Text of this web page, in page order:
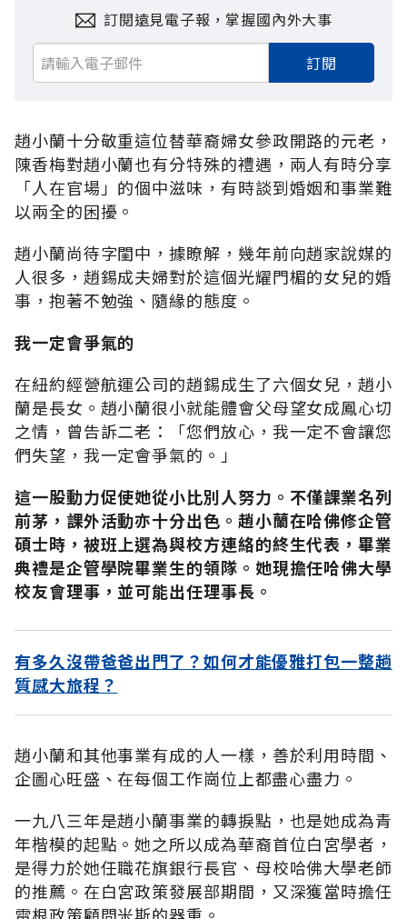
訂閱遠見電子報，掌握國內外大事
訂閱
趙小蘭十分敬重這位替華裔婦女參政開路的元老，
陳香梅對趙小蘭也有分特殊的禮遇，兩人有時分享
「人在官場」的個中滋味，有時談到婚姻和事業難
以兩全的困擾。
趙小蘭尚待字閨中，據瞭解，幾年前向趙家說媒的
人很多，趙錫成夫婦對於這個光耀門楣的女兒的婚
事，抱著不勉強、隨緣的態度。
我一定會爭氣的
在紐約經營航運公司的趙錫成生了六個女兒，趙小
蘭是長女。趙小蘭很小就能體會父母望女成鳳心切
之情，曾告訴二老：「您們放心，我一定不會讓您
們失望，我一定會爭氣的。」
這一股動力促使她從小比別人努力。不僅課業名列
前茅，課外活動亦十分出色。趙小蘭在哈佛修企管
碩士時，被班上選為與校方連絡的終生代表，畢業
典禮是企管學院畢業生的領隊。她現擔任哈佛大學
校友會理事，並可能出任理事長。
有多久沒帶爸爸出門了？如何才能優雅打包一整趟
質感大旅程？
趙小蘭和其他事業有成的人一樣，善於利用時間、
企圖心旺盛、在每個工作崗位上都盡心盡力。
一九八三年是趙小蘭事業的轉捩點，也是她成為青
年楷模的起點。她之所以成為華裔首位白宮學者，
是得力於她任職花旗銀行長官、母校哈佛大學老師
的推薦。在白宮政策發展部期間，又深獲當時擔任
雷根政策顧問米斯的器重。